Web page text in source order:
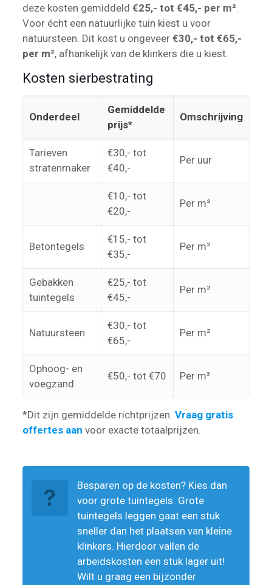
deze kosten gemiddeld €25,- tot €45,- per m².
Voor écht een natuurlijke tuin kiest u voor
natuursteen. Dit kost u ongeveer €30,- tot €65,-
per m², afhankelijk van de klinkers die u kiest.
Kosten sierbestrating
Onderdeel
Gemiddelde
prijs*
Omschrijving
Tarieven
stratenmaker
€30,- tot
€40,-
Per uur
€10,- tot
€20,-
Per m²
Betontegels
€15,- tot
€35,-
Per m²
Gebakken
tuintegels
€25,- tot
€45,-
Per m²
Natuursteen
€30,- tot
€65,-
Per m²
Ophoog- en
voegzand
€50,- tot €70 Per m³
*Dit zijn gemiddelde richtprijzen. Vraag gratis
offertes aan voor exacte totaalprijzen.
Besparen op de kosten? Kies dan
voor grote tuintegels. Grote
tuintegels leggen gaat een stuk
sneller dan het plaatsen van kleine
klinkers. Hierdoor vallen de
arbeidskosten een stuk lager uit!
Wilt u graag een bijzonder